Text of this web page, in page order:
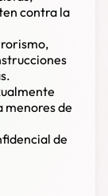
contra la
menores de
de